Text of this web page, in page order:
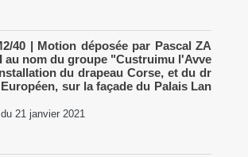
40 | Motion déposée par Pascal ZA
au nom du groupe "Custruimu l'Avve
du drapeau Corse, et du dr
sur la façade du Palais Lan
21 janvier 2021